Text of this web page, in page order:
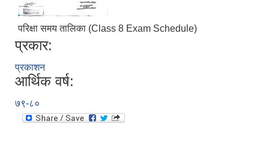
परिक्षा समय तालिका (Class 8 Exam Schedule)
प्रकार:
प्रकाशन
आर्थिक वर्ष:
७९-८०